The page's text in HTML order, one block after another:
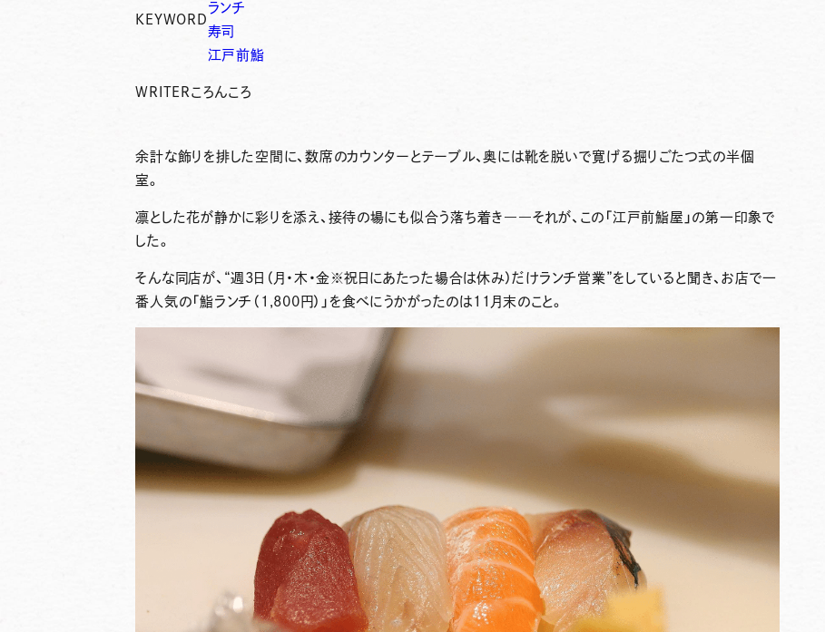
KEYWORD
ランチ
寿司
江戸前鮨
WRITER ころんころ
余計な飾りを排した空間に、数席のカウンターとテーブル、奥には靴を脱いで寛げる掘りごたつ式の半個
室。
凛とした花が静かに彩りを添え、接待の場にも似合う落ち着き――それが、この「江戸前鮨屋」の第一印象で
した。
そんな同店が、 “週3日（月・木・金※祝日にあたった場合は休み）だけランチ営業”をしていると聞き、お店で一
番人気の「鮨ランチ（1,800円）」 を食べにうかがったのは11月末のこと。